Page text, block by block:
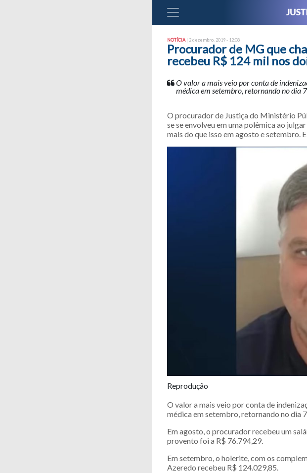
NOTÍCIA | 2 dezembro, 2019 - 12:08
Procurador de MG que
recebeu R$ 124 mil nos
O valor a mais veio por conta de
médica em setembro, retornando no dia
O procurador de Justiça do Ministério
se se envolveu em uma polêmica ao julgar
mais do que isso em agosto e setembro.
Reprodução
O valor a mais veio por conta de
médica em setembro, retornando no dia
Em agosto, o procurador recebeu um
provento foi a R$ 76.794,29.
Em setembro, o holerite, com os
Azeredo recebeu R$ 124.029,85.